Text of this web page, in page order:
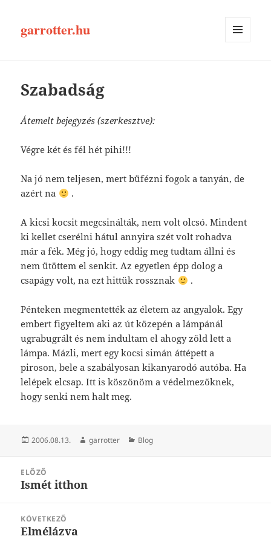
garrotter.hu
Szabadság
Átemelt bejegyzés (szerkesztve):
Végre két és fél hét pihi!!!
Na jó nem teljesen, mert büfézni fogok a tanyán, de
azért na
.
A kicsi kocsit megcsinálták, nem volt olcsó. Mindent
ki kellet cserélni hátul annyira szét volt rohadva
már a fék. Még jó, hogy eddig meg tudtam állni és
nem ütöttem el senkit. Az egyetlen épp dolog a
csapágy volt, na ezt hittük rossznak
.
Pénteken megmentették az életem az angyalok. Egy
embert figyeltem aki az út közepén a lámpánál
ugrabugrált és nem indultam el ahogy zöld lett a
lámpa. Mázli, mert egy kocsi simán áttépett a
piroson, bele a szabályosan kikanyarodó autóba. Ha
lelépek elcsap. Itt is köszönöm a védelmezőknek,
hogy senki nem halt meg.
Közzétéve
2006.08.13. Szerző
garrotter Kategória
Blog
navigáció
ELŐZŐ
Korábbi
Ismét itthon
KÖVETKEZŐ
Következő
Elmélázva